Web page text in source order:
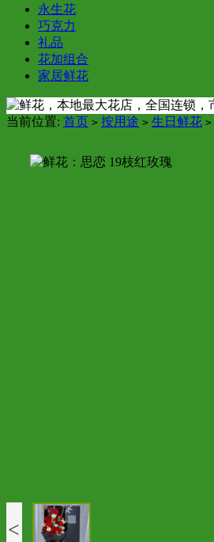
永生花
巧克力
礼品
花加组合
家居鲜花
当前位置: 首页 > 按用途 > 生日鲜花 >
<